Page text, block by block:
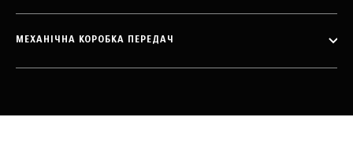
МЕХАНІЧНА КОРОБКА ПЕРЕДАЧ
передач